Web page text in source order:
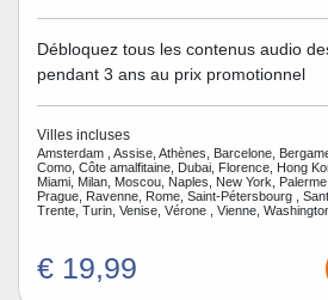
Débloquez tous les contenus audio
pendant 3 ans au prix promotionnel
Villes incluses
Amsterdam , Assise, Athènes, Barcelone,
Como, Côte amalfitaine, Dubai, Florence, Hong
Miami, Milan, Moscou, Naples, New York,
Prague, Ravenne, Rome, Saint-Pétersbourg ,
Trente, Turin, Venise, Vérone , Vienne,
€ 19,99